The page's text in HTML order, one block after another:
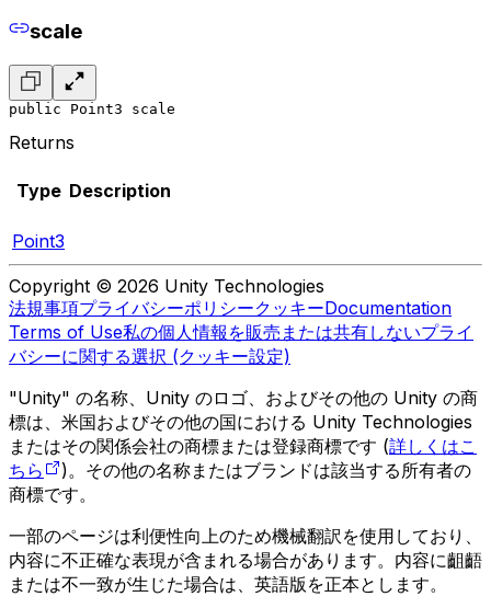
scale
public Point3 scale
Returns
Type Description
Point3
Copyright © 2026 Unity Technologies
法規事項プライバシーポリシークッキーDocumentation
Terms of Use私の個人情報を販売または共有しないプライ
バシーに関する選択 (クッキー設定)
"Unity" の名称、Unity のロゴ、およびその他の Unity の商
標は、米国およびその他の国における Unity Technologies
またはその関係会社の商標または登録商標です (詳しくはこ
ちら
)。その他の名称またはブランドは該当する所有者の
商標です。
一部のページは利便性向上のため機械翻訳を使用しており、
内容に不正確な表現が含まれる場合があります。内容に齟齬
または不一致が生じた場合は、英語版を正本とします。